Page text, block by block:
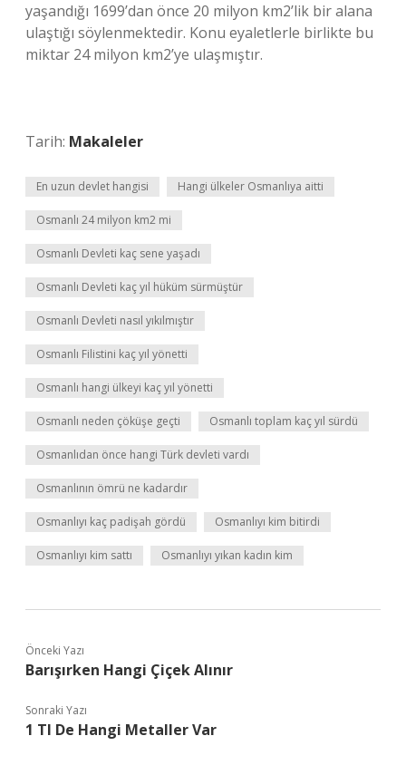
yaşandığı 1699’dan önce 20 milyon km2’lik bir alana
ulaştığı söylenmektedir. Konu eyaletlerle birlikte bu
miktar 24 milyon km2’ye ulaşmıştır.
Tarih: Makaleler
En uzun devlet hangisi Hangi ülkeler Osmanlıya aitti
Osmanlı 24 milyon km2 mi
Osmanlı Devleti kaç sene yaşadı
Osmanlı Devleti kaç yıl hüküm sürmüştür
Osmanlı Devleti nasıl yıkılmıştır
Osmanlı Filistini kaç yıl yönetti
Osmanlı hangi ülkeyi kaç yıl yönetti
Osmanlı neden çöküşe geçti Osmanlı toplam kaç yıl sürdü
Osmanlıdan önce hangi Türk devleti vardı
Osmanlının ömrü ne kadardır
Osmanlıyı kaç padişah gördü Osmanlıyı kim bitirdi
Osmanlıyı kim sattı Osmanlıyı yıkan kadın kim
Önceki Yazı
Barışırken Hangi Çiçek Alınır
Sonraki Yazı
1 Tl De Hangi Metaller Var